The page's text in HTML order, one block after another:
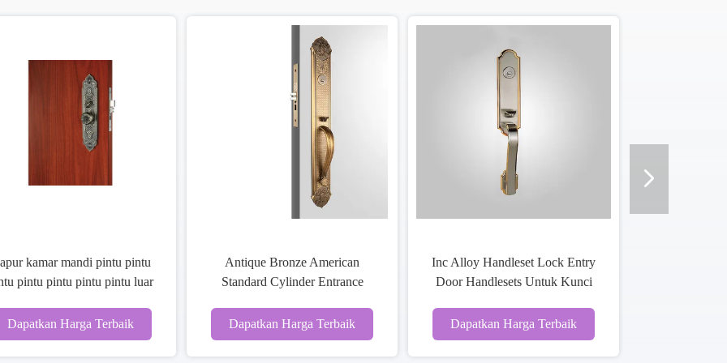
Gelang pintu perunggu mewah
Amerika Standar Silinder Seng
Dapatkan Harga Terbaik
Satin Nikel Pintu Pintu Pintu
Dengan Lever Interior Dua baut
Dapatkan Harga Terbaik